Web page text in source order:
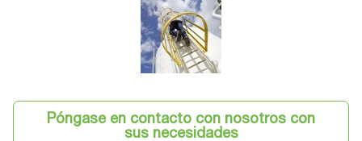
Póngase en contacto con nosotros con
sus necesidades